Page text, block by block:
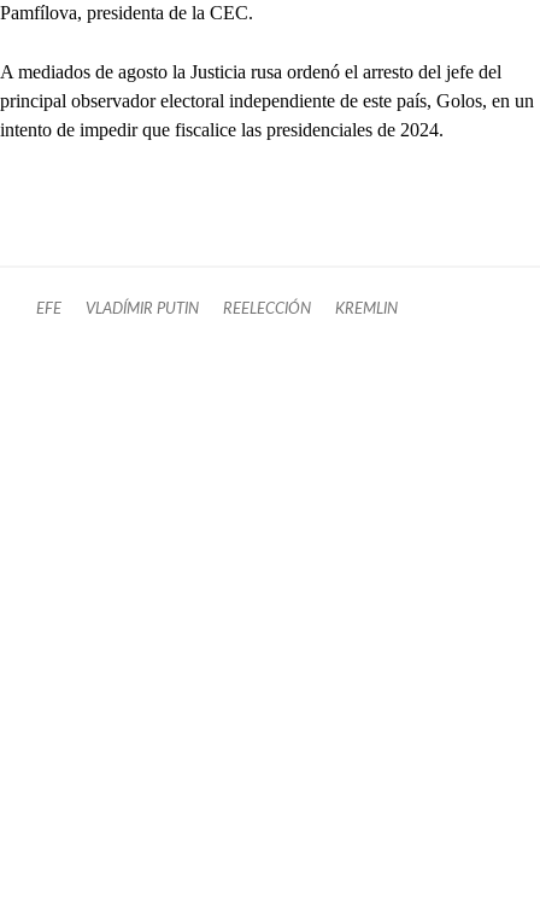
Pamfílova, presidenta de la CEC.
A mediados de agosto la Justicia rusa ordenó el arresto del jefe del
principal observador electoral independiente de este país, Golos, en un
intento de impedir que fiscalice las presidenciales de 2024.
EFE VLADÍMIR PUTIN REELECCIÓN KREMLIN